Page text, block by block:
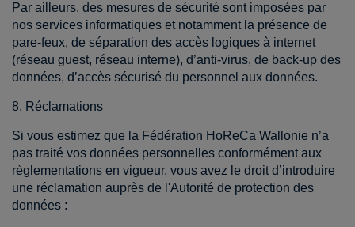
Par ailleurs, des mesures de sécurité sont imposées par
nos services informatiques et notamment la présence de
pare-feux, de séparation des accès logiques à internet
(réseau guest, réseau interne), d’anti-virus, de back-up des
données, d’accès sécurisé du personnel aux données.
8. Réclamations
Si vous estimez que la Fédération HoReCa Wallonie n’a
pas traité vos données personnelles conformément aux
règlementations en vigueur, vous avez le droit d’introduire
une réclamation auprès de l'Autorité de protection des
données :